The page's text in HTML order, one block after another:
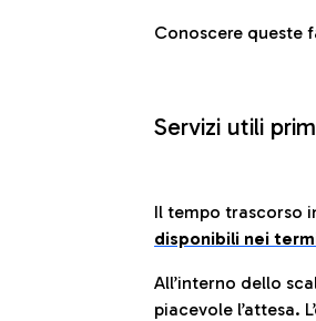
Conoscere queste
Servizi utili
Il tempo trascorso
disponibili nei
All’interno dello
piacevole l’attesa.